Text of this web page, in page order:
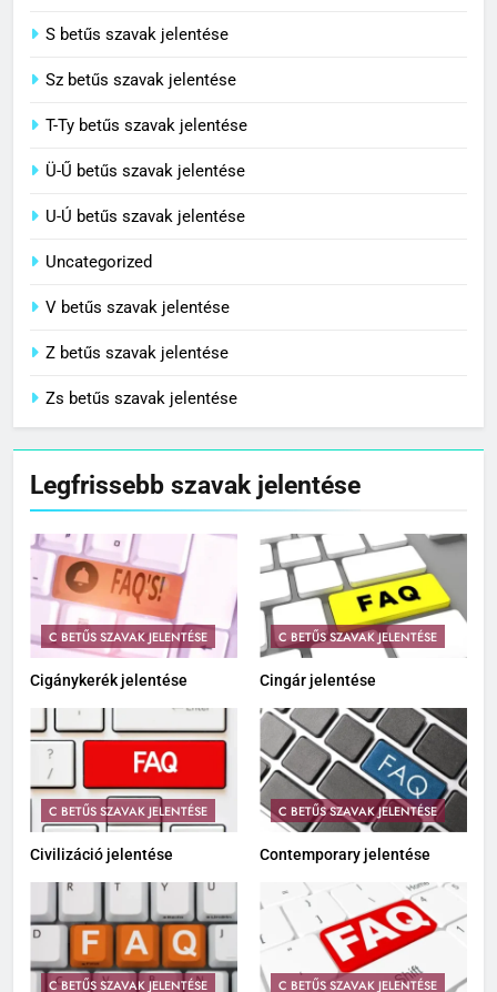
S betűs szavak jelentése
Sz betűs szavak jelentése
T-Ty betűs szavak jelentése
Ü-Ű betűs szavak jelentése
U-Ú betűs szavak jelentése
Uncategorized
V betűs szavak jelentése
Z betűs szavak jelentése
Zs betűs szavak jelentése
Legfrissebb szavak jelentése
C BETŰS SZAVAK JELENTÉSE
Cigánykerék jelentése
C BETŰS SZAVAK JELENTÉSE
Cingár jelentése
C BETŰS SZAVAK JELENTÉSE
Civilizáció jelentése
C BETŰS SZAVAK JELENTÉSE
Contemporary jelentése
C BETŰS SZAVAK JELENTÉSE C BETŰS SZAVAK JELENTÉSE